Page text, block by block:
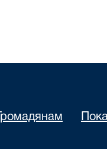
Громадянам